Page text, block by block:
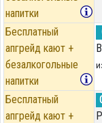
напитки
Бесплатный
апгрейд кают +
безалкогольные
напитки
Бесплатный
апгрейд кают +